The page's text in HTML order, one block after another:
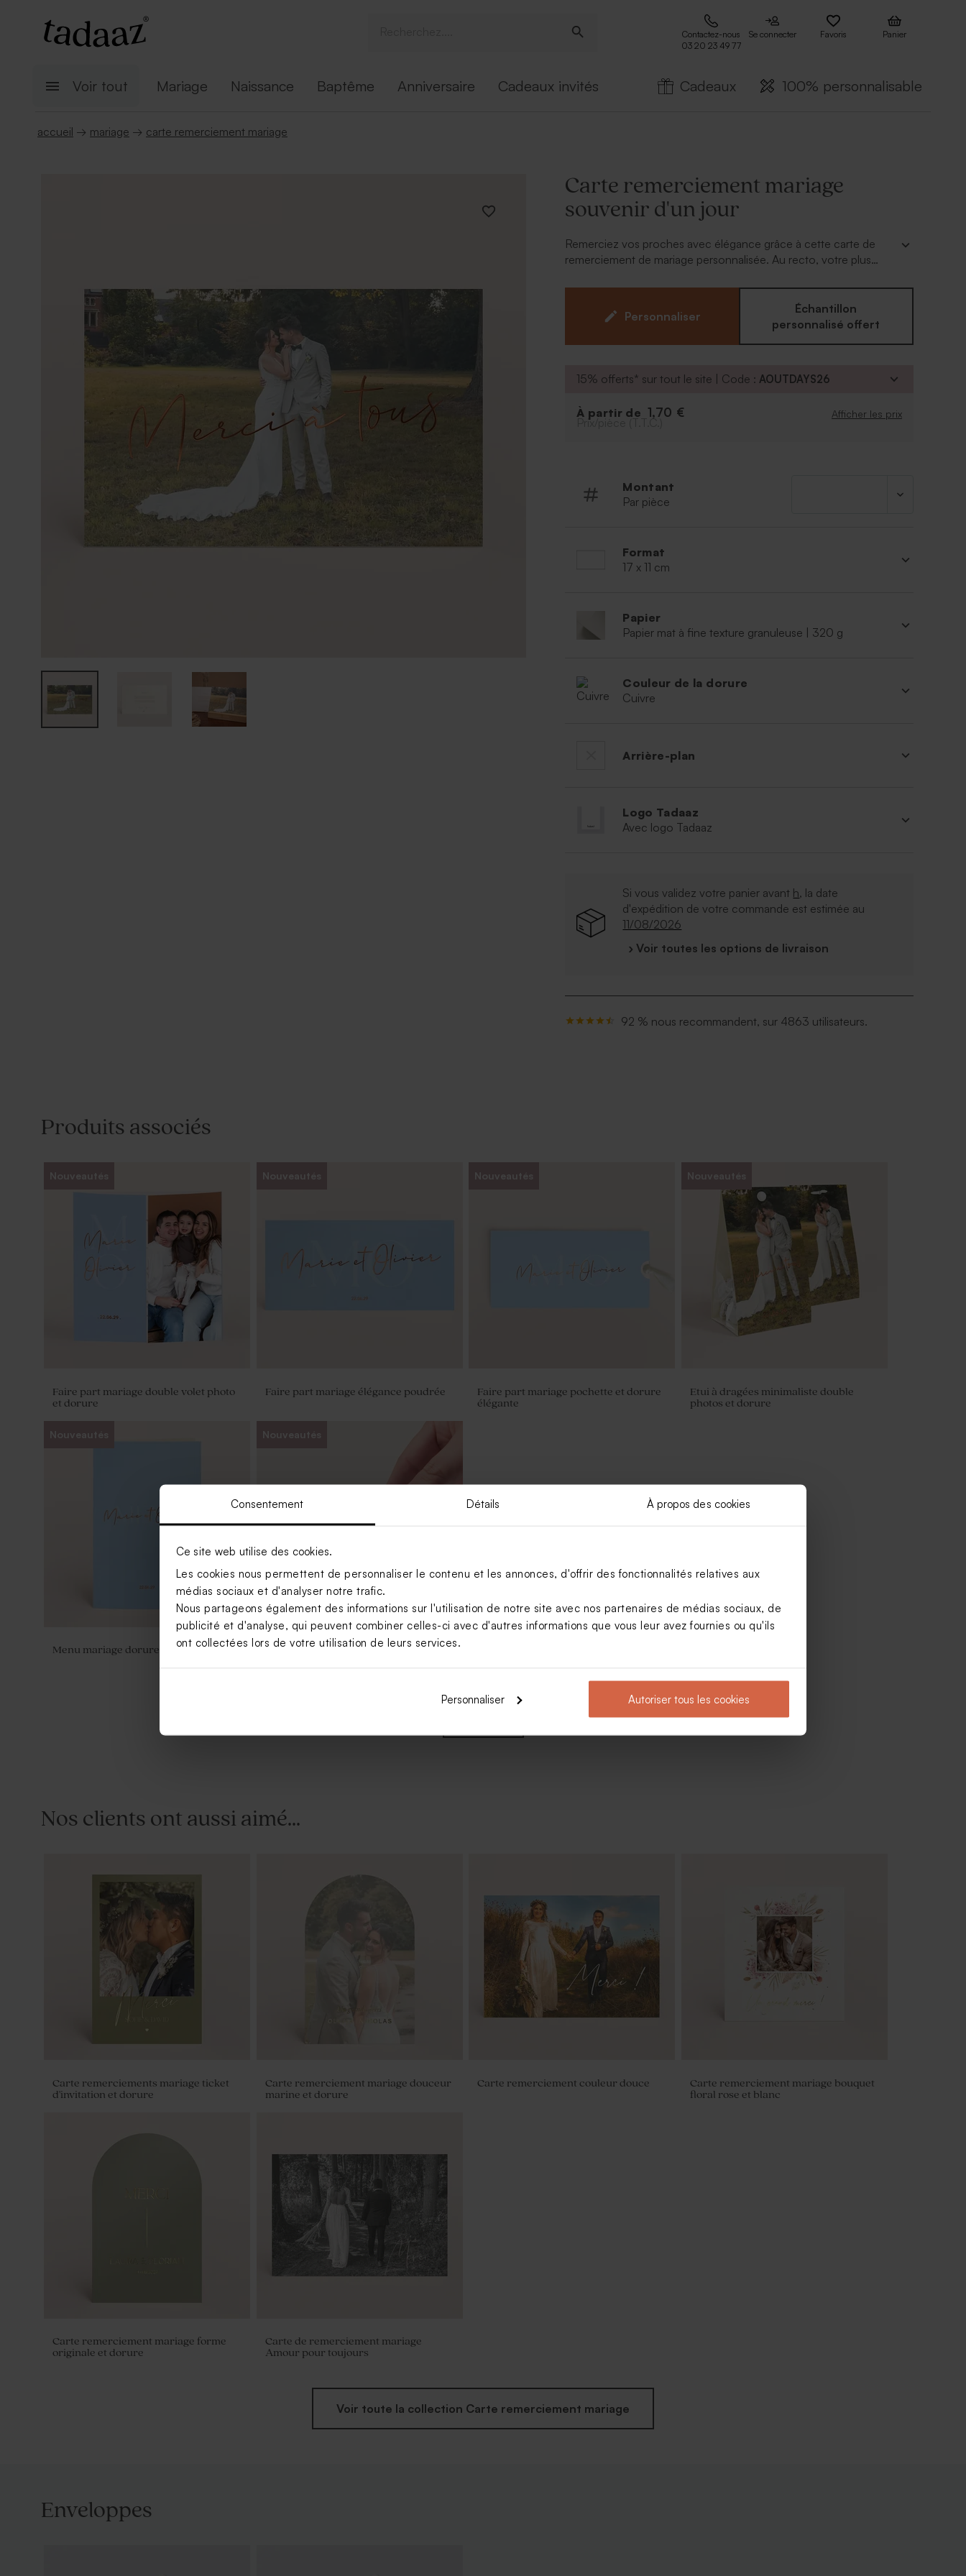
Consentement Détails À propos des cookies
Ce site web utilise des cookies.
Les cookies nous permettent de personnaliser le contenu et les annonces, d'offrir des fonctionnalités relatives aux
médias sociaux et d'analyser notre trafic.
Nous partageons également des informations sur l'utilisation de notre site avec nos partenaires de médias sociaux, de
publicité et d'analyse, qui peuvent combiner celles-ci avec d'autres informations que vous leur avez fournies ou qu'ils
ont collectées lors de votre utilisation de leurs services.
Personnaliser Autoriser tous les cookies
Contactez-nous
03 20 23 49 77
Se connecter Favoris Panier
Voir tout Mariage Naissance Baptême Anniversaire Cadeaux invités Cadeaux 100% personnalisable
accueil → mariage → carte remerciement mariage
Carte remerciement mariage
souvenir d'un jour
Remerciez vos proches avec élégance grâce à cette carte de
remerciement de mariage personnalisée. Au recto, votre plus
personnalisez votre message pour exprimer toute votre gratitude
envers vos invités et leur témoigner votre reconnaissance pour
leur présence et leurs attentions. Assortie à votre papeterie de
Personnaliser
Échantillon
personnalisé offert
15% offerts* sur tout le site | Code :AOUTDAYS26
À partir de 1,70 € Afficher les prix
Prix/pièce (T.T.C.)
Montant
Par pièce
Format
17 x 11 cm
Papier
Papier mat à fine texture granuleuse | 320 g
Couleur de la dorure
Cuivre
Arrière-plan
Logo Tadaaz
Avec logo Tadaaz
Si vous validez votre panier avant h, la date
d'expédition de votre commande est estimée au
11/08/2026
› Voir toutes les options de livraison
92 % nous recommandent, sur 4863 utilisateurs.
Produits associés
Nouveautés
Faire part mariage double volet photo
et dorure
Nouveautés
Faire part mariage élégance poudrée
Nouveautés
Faire part mariage pochette et dorure
élégante
Nouveautés
Etui à dragées minimaliste double
photos et dorure
Nouveautés
Menu mariage dorure élégante
Nouveautés
Sticker mariage transparent initiales
Rond de serviette mariage initiales et
dorure élégante
Sous-verre mariage arche et coeur Tube à bulles mariage vintage
Savon artisanal mariage senteur Fleur
Nos clients ont aussi aimé...
Carte remerciements mariage ticket
d'invitation et dorure
Carte remerciement mariage douceur
marine et dorure
Carte remerciement couleur douce
Carte remerciement mariage bouquet
floral rose et blanc
Carte remerciement mariage forme
originale et dorure
Carte de remerciement mariage
Amour pour toujours
Voir toute la collection Carte remerciement mariage
Enveloppes